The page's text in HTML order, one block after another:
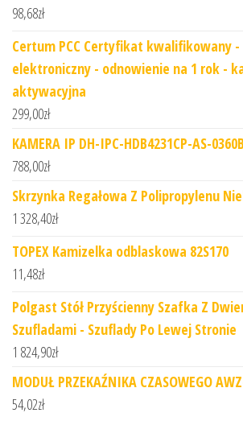
98,68zł
Certum PCC Certyfikat kwalifikowany -
elektroniczny - odnowienie na 1 rok -
aktywacyjna
299,00zł
KAMERA IP DH-IPC-HDB4231CP-AS-
788,00zł
Skrzynka Regałowa Z Polipropylenu
1 328,40zł
TOPEX Kamizelka odblaskowa 82S170
11,48zł
Polgast Stół Przyścienny Szafka Z
Szufladami - Szuflady Po Lewej Stronie
1 824,90zł
MODUŁ PRZEKAŹNIKA CZASOWEGO
54,02zł